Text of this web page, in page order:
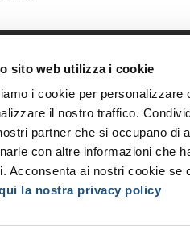
sito web utilizza i cookie
i cookie per personalizzare
il nostro traffico.
partner che si occupano di
con altre informazioni che
Acconsenta ai nostri cookie se
la nostra privacy policy